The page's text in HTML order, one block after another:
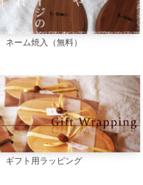
ネーム焼入（無料）
ギフト用ラッピング